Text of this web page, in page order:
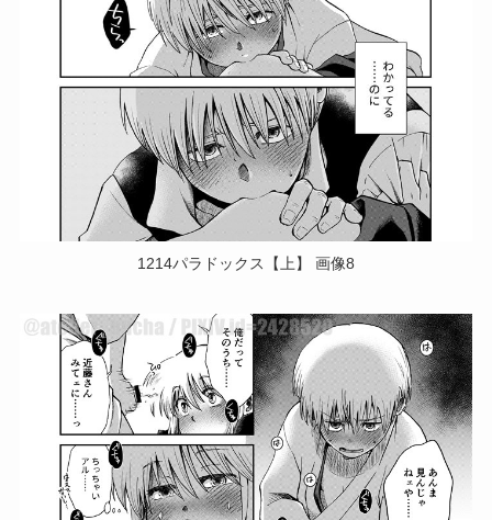
1214パラドックス【上】 画像8